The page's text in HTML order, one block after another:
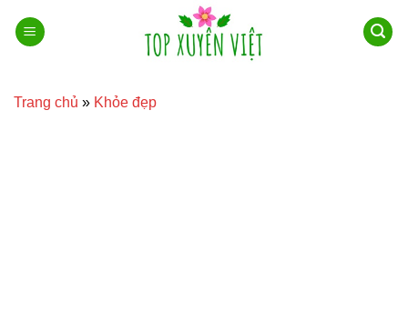
qua
Trang chủ » Khỏe đẹp